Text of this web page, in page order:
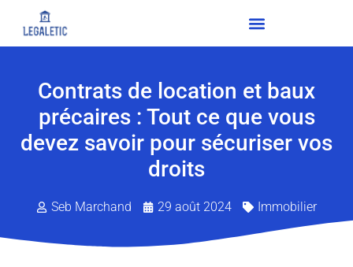
Contrats de location et baux
précaires : Tout ce que vous
devez savoir pour sécuriser vos
droits
Seb Marchand 29 août 2024 Immobilier